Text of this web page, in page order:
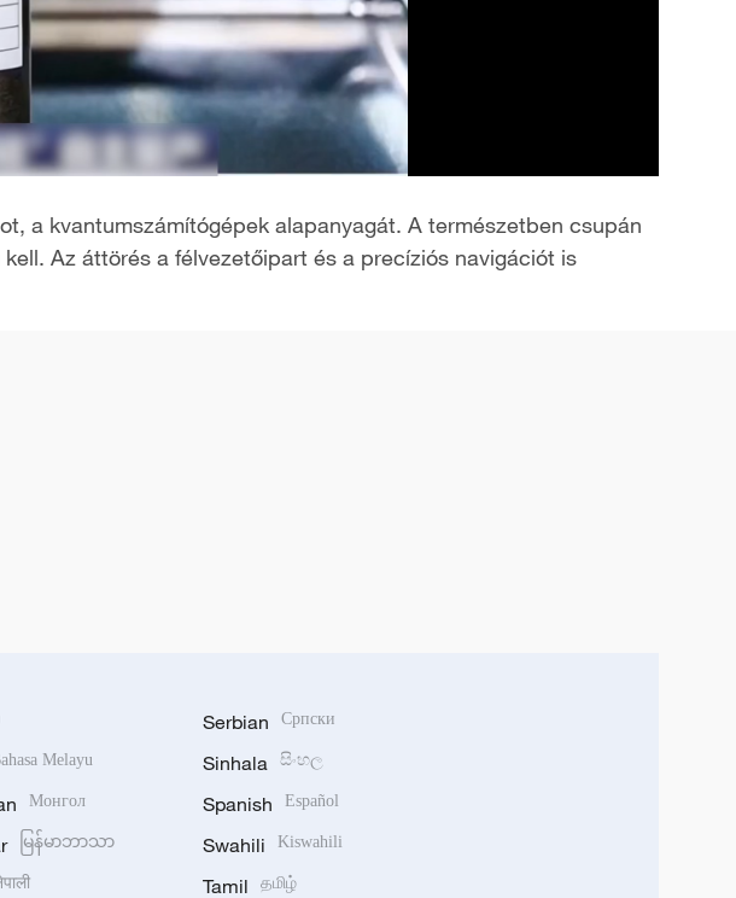
a kvantumszámítógépek alapanyagát. A természetben csupán
Az áttörés a félvezetőipart és a precíziós navigációt is
Melayu
Монгол
မြန်မာဘာသာ
Serbian Српски
Sinhala සිංහල
Spanish Español
Swahili Kiswahili
Tamil தமிழ்